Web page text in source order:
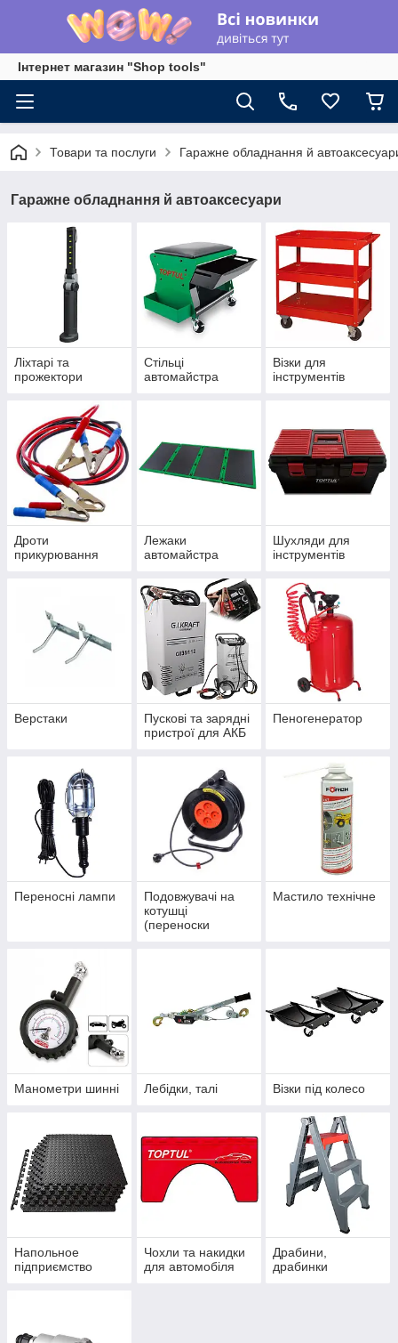
Інтернет магазин "Shop tools"
Товари та послуги Гаражне обладнання й
Гаражне обладнання й автоаксесуари
Ліхтарі та
прожектори
Стільці
автомайстра
Візки для
інструментів
Дроти
прикурювання
Лежаки
автомайстра
Шухляди для
інструментів
Верстаки
Пускові та зарядні
пристрої для АКБ
Пеногенератор
Переносні лампи
Подовжувачі на
котушці
(переноски
Мастило технічне
Манометри шинні Лебідки, талі Візки під колесо
Haпoльноe
підприємство
Чохли та накидки
для автомобіля
Драбини,
драбинки